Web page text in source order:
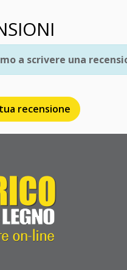
recensione
a scrivere una